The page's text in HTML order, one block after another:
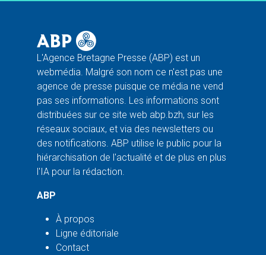
L'Agence Bretagne Presse (ABP) est un
webmédia. Malgré son nom ce n'est pas une
agence de presse puisque ce média ne vend
pas ses informations. Les informations sont
distribuées sur ce site web abp.bzh, sur les
réseaux sociaux, et via des newsletters ou
des notifications. ABP utilise le public pour la
hiérarchisation de l'actualité et de plus en plus
l'IA pour la rédaction.
ABP
À propos
Ligne éditoriale
Contact